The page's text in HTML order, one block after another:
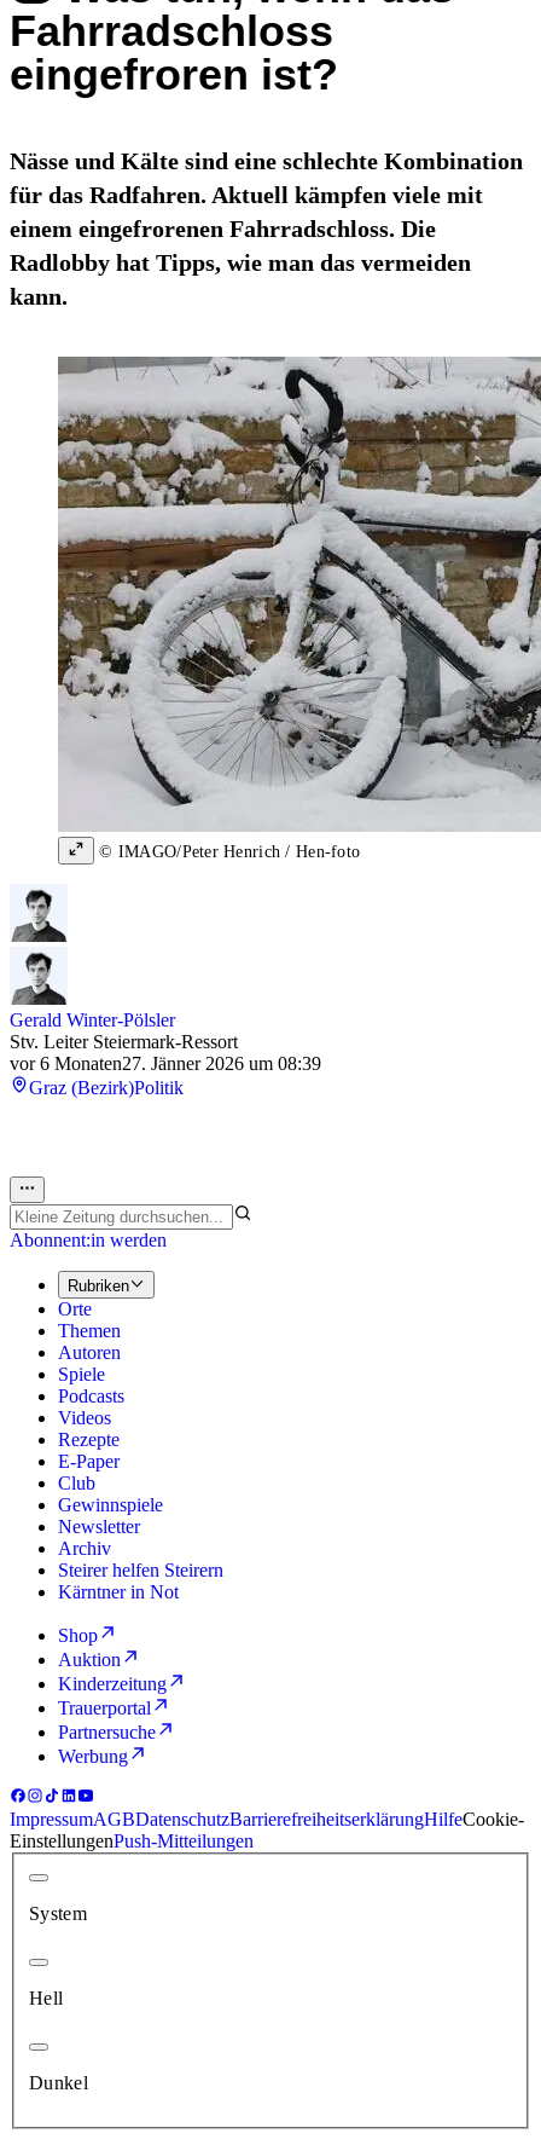
Fahrradschloss
eingefroren ist?
Nässe und Kälte sind eine schlechte Kombination
für das Radfahren. Aktuell kämpfen viele mit
einem eingefrorenen Fahrradschloss. Die
Radlobby hat Tipps, wie man das vermeiden
kann.
© IMAGO/Peter Henrich / Hen-foto
Gerald Winter-Pölsler
Stv. Leiter Steiermark-Ressort
vor 6 Monaten27. Jänner 2026 um 08:39
Graz (Bezirk)Politik
Abonnent:in werden
Rubriken
Orte
Themen
Autoren
Spiele
Podcasts
Videos
Rezepte
E-Paper
Club
Gewinnspiele
Newsletter
Archiv
Steirer helfen Steirern
Kärntner in Not
Shop
Auktion
Kinderzeitung
Trauerportal
Partnersuche
Werbung
ImpressumAGBDatenschutzBarrierefreiheitserklärungHilfeCookie-
EinstellungenPush-Mitteilungen
System
Hell
Dunkel